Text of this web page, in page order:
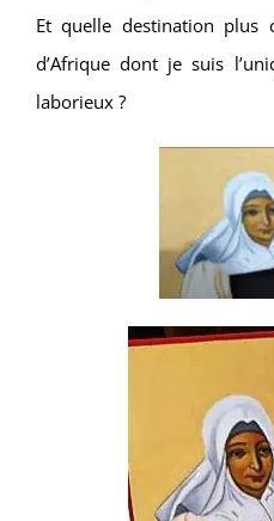
Et quelle destination plus
d’Afrique dont je suis
laborieux ?